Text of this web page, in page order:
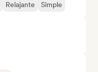
Relajante Simple